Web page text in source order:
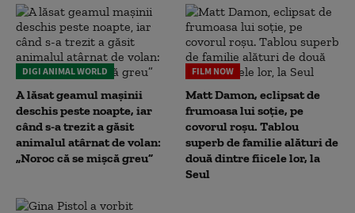
DIGI ANIMAL WORLD
A lăsat geamul mașinii
deschis peste noapte, iar
când s-a trezit a găsit
animalul atârnat de volan:
„Noroc că se mișcă greu”
FILM NOW
Matt Damon, eclipsat de
frumoasa lui soție, pe
covorul roșu. Tablou
superb de familie alături de
două dintre fiicele lor, la
Seul